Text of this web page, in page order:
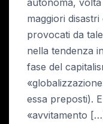
maggiori disastri
provocati da
nella tendenza
fase del
essa preposti).
«avvitamento